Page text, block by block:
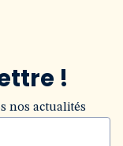
!
nos actualités